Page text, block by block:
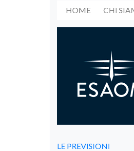
HOME CHI
LE PREVISIONI